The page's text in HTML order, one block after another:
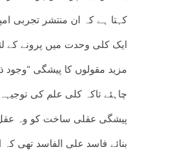
کہتا ہے کہ ان منتشر تجربی
ایک کلی وحدت میں پرونے کے
مزید مقولوں کا پیشگی “وجود
چاہئے تاکہ کلی علم کی
پیشگی عقلی ساخت کو وہ
بنائے فاسد علی الفاسد تھی